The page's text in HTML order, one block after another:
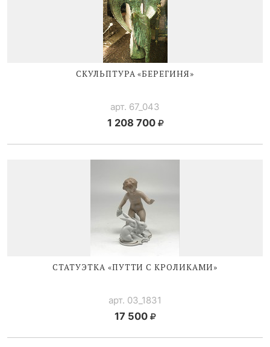
СКУЛЬПТУРА «БЕРЕГИНЯ»
арт. 67_043
1 208 700
СТАТУЭТКА «ПУТТИ С КРОЛИКАМИ»
арт. 03_1831
17 500